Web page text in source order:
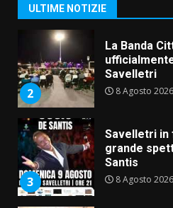
ULTIME NOTIZIE
1
2
La Banda
Savelletri
8 Agosto
3
Savelletri in
grande
Santis
8 Agosto